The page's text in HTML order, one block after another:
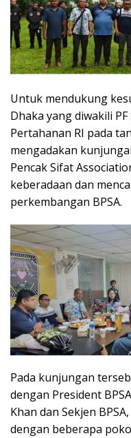
Untuk mendukung
Dhaka yang diwakili
Pertahanan RI pada
mengadakan
Pencak Sifat
keberadaan dan
perkembangan BPSA.
Pada kunjungan
dengan President
Khan dan Sekjen
dengan beberapa